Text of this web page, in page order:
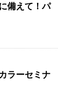
備えて！パ
ラーセミナ